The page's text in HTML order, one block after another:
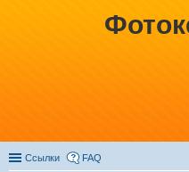
Ссылки FAQ